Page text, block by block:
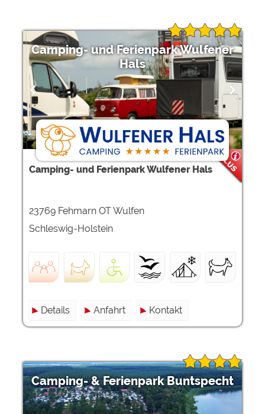
Camping- und Ferienpark Wulfener
Hals
Camping- und Ferienpark Wulfener Hals
23769 Fehmarn OT Wulfen
Schleswig-Holstein
Details Anfahrt Kontakt
Camping- & Ferienpark Buntspecht